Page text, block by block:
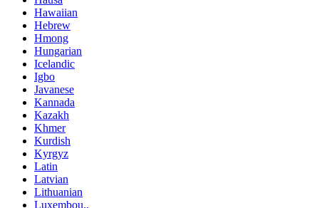
Hawaiian
Hebrew
Hmong
Hungarian
Icelandic
Igbo
Javanese
Kannada
Kazakh
Khmer
Kurdish
Kyrgyz
Latin
Latvian
Lithuanian
Luxembou..